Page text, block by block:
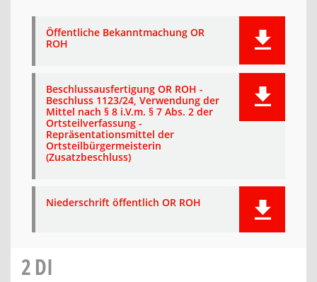
Öffentliche Bekanntmachung OR
ROH
Beschlussausfertigung OR ROH -
Beschluss 1123/24, Verwendung der
Mittel nach § 8 i.V.m. § 7 Abs. 2 der
Ortsteilverfassung -
Repräsentationsmittel der
Ortsteilbürgermeisterin
(Zusatzbeschluss)
Niederschrift öffentlich OR ROH
2DI